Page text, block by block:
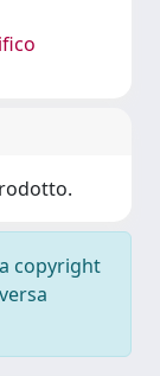
copyright